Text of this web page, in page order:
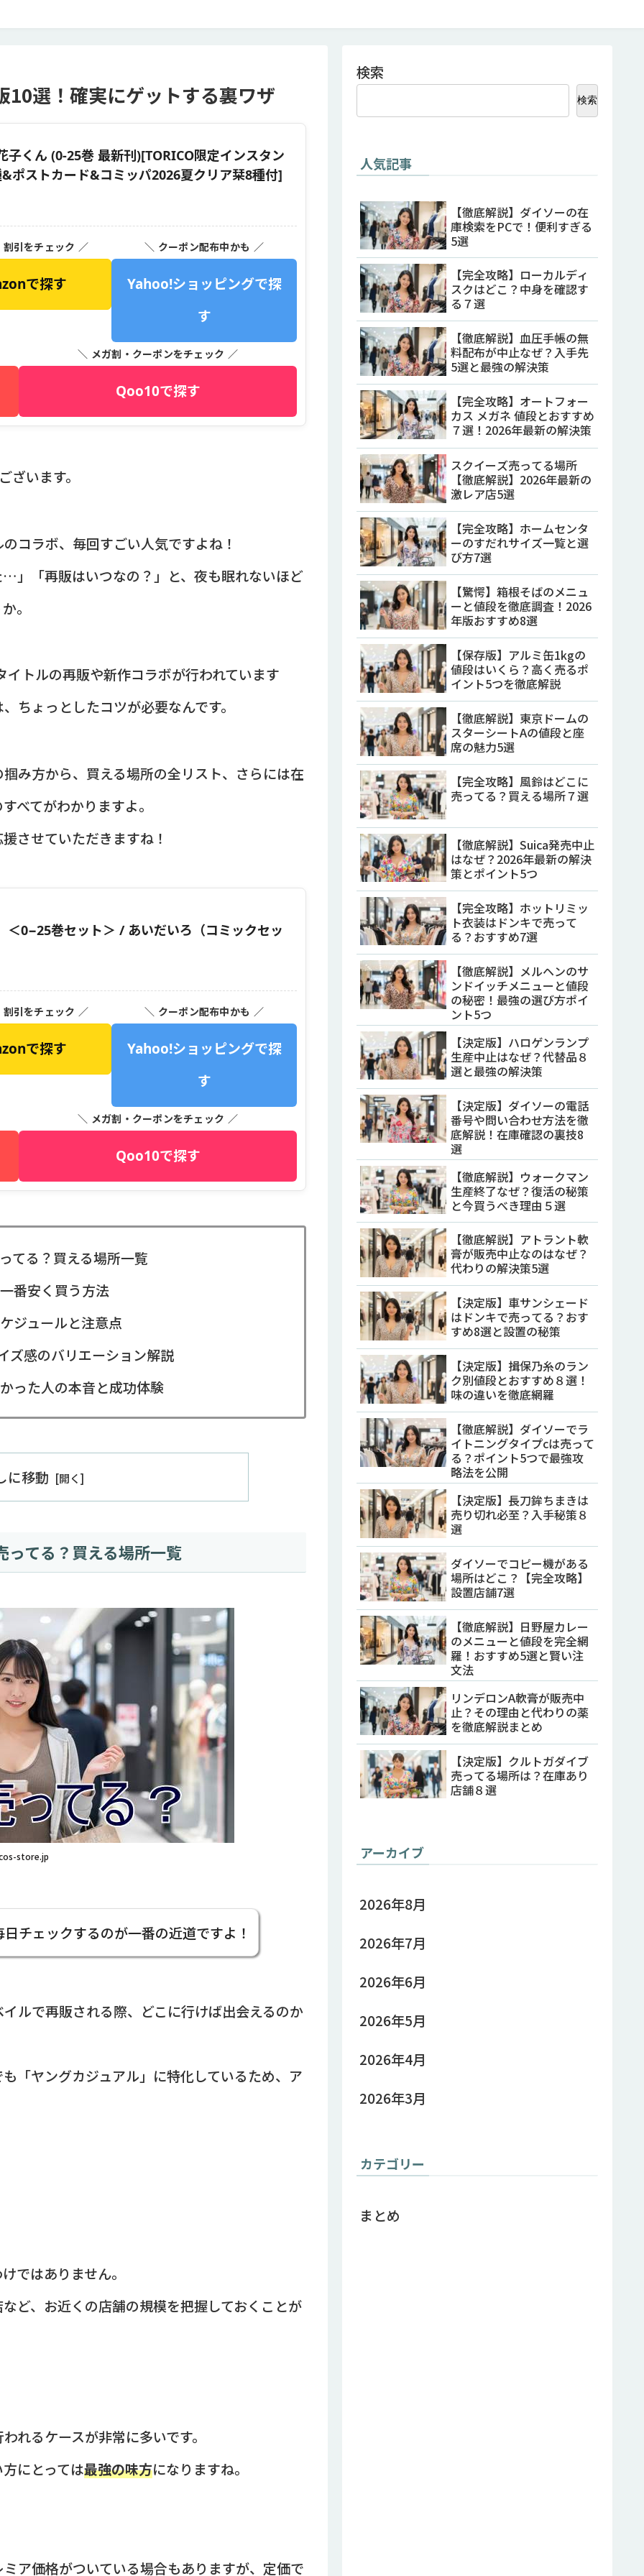
10選！確実にゲットする裏ワザ
くん (0-25巻 最新刊)[TORICO限定インスタン
ポストカード&コミッパ2026夏クリア栞8種付]
引をチェック ／
で探す
＼ クーポン配布中かも ／
Yahoo!ショッピングで探
す
＼ メガ割・クーポンをチェック ／
Qoo10で探す
います。
コラボ、毎回すごい人気ですよね！
」「再販はいつなの？」と、夜も眠れないほど
。
トルの再販や新作コラボが行われています
ちょっとしたコツが必要なんです。
み方から、買える場所の全リスト、さらには在
べてがわかりますよ。
させていただきますね！
0−25巻セット＞ / あいだいろ（コミックセッ
引をチェック ／
で探す
＼ クーポン配布中かも ／
Yahoo!ショッピングで探
す
＼ メガ割・クーポンをチェック ／
Qoo10で探す
てる？買える場所一覧
番安く買う方法
ジュールと注意点
ズ感のバリエーション解説
った人の本音と成功体験
に移動
ってる？買える場所一覧
store.jp
チェックするのが一番の近道ですよ！
ルで再販される際、どこに行けば出会えるのか
「ヤングカジュアル」に特化しているため、ア
ではありません。
ど、お近くの店舗の規模を把握しておくことが
れるケースが非常に多いです。
にとっては最強の味方になりますね。
ア価格がついている場合もありますが、定価で
検索
検索
人気記事
【徹底解説】ダイソーの在
庫検索をPCで！便利すぎる
5選
【完全攻略】ローカルディ
スクはどこ？中身を確認す
る７選
【徹底解説】血圧手帳の無
料配布が中止なぜ？入手先
5選と最強の解決策
【完全攻略】オートフォー
カス メガネ 値段とおすすめ
７選！2026年最新の解決策
スクイーズ売ってる場所
【徹底解説】2026年最新の
激レア店5選
【完全攻略】ホームセンタ
ーのすだれサイズ一覧と選
び方7選
【驚愕】箱根そばのメニュ
ーと値段を徹底調査！2026
年版おすすめ8選
【保存版】アルミ缶1kgの
値段はいくら？高く売るポ
イント5つを徹底解説
【徹底解説】東京ドームの
スターシートAの値段と座
席の魅力5選
【完全攻略】風鈴はどこに
売ってる？買える場所７選
【徹底解説】Suica発売中止
はなぜ？2026年最新の解決
策とポイント5つ
【完全攻略】ホットリミッ
ト衣装はドンキで売って
る？おすすめ7選
【徹底解説】メルヘンのサ
ンドイッチメニューと値段
の秘密！最強の選び方ポイ
ント5つ
【決定版】ハロゲンランプ
生産中止はなぜ？代替品８
選と最強の解決策
【決定版】ダイソーの電話
番号や問い合わせ方法を徹
底解説！在庫確認の裏技8
選
【徹底解説】ウォークマン
生産終了なぜ？復活の秘策
と今買うべき理由５選
【徹底解説】アトラント軟
膏が販売中止なのはなぜ？
代わりの解決策5選
【決定版】車サンシェード
はドンキで売ってる？おす
すめ8選と設置の秘策
【決定版】揖保乃糸のラン
ク別値段とおすすめ８選！
味の違いを徹底網羅
【徹底解説】ダイソーでラ
イトニングタイプcは売って
る？ポイント5つで最強攻
略法を公開
【決定版】長刀鉾ちまきは
売り切れ必至？入手秘策８
選
ダイソーでコピー機がある
場所はどこ？【完全攻略】
設置店舗7選
【徹底解説】日野屋カレー
のメニューと値段を完全網
羅！おすすめ5選と賢い注
文法
リンデロンA軟膏が販売中
止？その理由と代わりの薬
を徹底解説まとめ
【決定版】クルトガダイブ
売ってる場所は？在庫あり
店舗８選
アーカイブ
2026年8月
2026年7月
2026年6月
2026年5月
2026年4月
2026年3月
カテゴリー
まとめ